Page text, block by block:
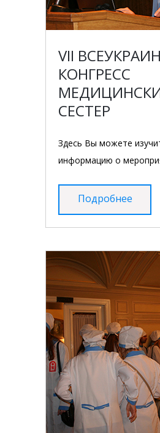
VII
КОНГРЕСС
СЕСТЕР
Здесь Вы можете
информацию о
Подробнее